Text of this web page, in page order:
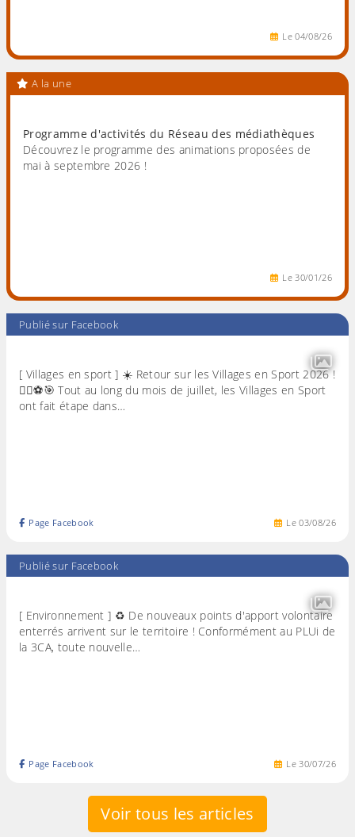
Le04/08/26
A la une
Programme d'activités du Réseau des médiathèques
Découvrez le programme des animations proposées de
mai à septembre 2026 !
Le30/01/26
Publié sur Facebook
[ Villages en sport ] ☀️ Retour sur les Villages en Sport 2026 !
🏃‍♀️⚽🎯 Tout au long du mois de juillet, les Villages en Sport
ont fait étape dans…
Le03/08/26
Page Facebook
Publié sur Facebook
[ Environnement ] ♻️ De nouveaux points d'apport volontaire
enterrés arrivent sur le territoire ! Conformément au PLUi de
la 3CA, toute nouvelle…
Le30/07/26
Page Facebook
Voir tous les articles